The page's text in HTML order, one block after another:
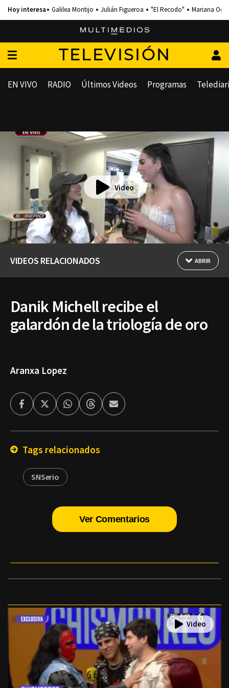
Galilea Montijo Julián Figueroa "El Recodo" Mariana
TELEVISIÓN
EN VIVO RADIO Últimos Videos Programas
Video
VIDEOS RELACIONADOS ABRIR
Danik Michell recibe el
galardón de la triología de oro
Aranxa Lopez
FacebookTwitterWhatsappThreadsEnviar
por
Tags relacionados
SNSerio
Ver Comentarios